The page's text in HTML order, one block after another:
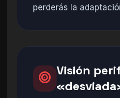
perderás la
Visión